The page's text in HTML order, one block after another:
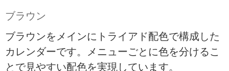
ブラウン
ブラウンをメインにトライアド配色で構成した
カレンダーです。メニューごとに色を分けるこ
とで見やすい配色を実現しています。